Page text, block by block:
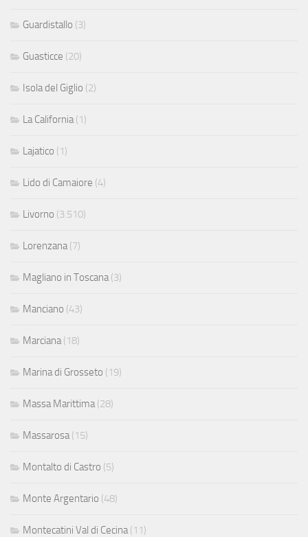
Guardistallo (3)
Guasticce (20)
Isola del Giglio (2)
La California (1)
Lajatico (1)
Lido di Camaiore (4)
Livorno (3.510)
Lorenzana (7)
Magliano in Toscana (3)
Manciano (43)
Marciana (18)
Marina di Grosseto (19)
Massa Marittima (28)
Massarosa (15)
Montalto di Castro (5)
Monte Argentario (48)
Montecatini Val di Cecina (11)